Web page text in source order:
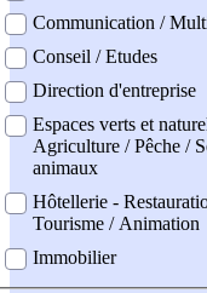
Communication /
Conseil / Etudes
Direction d'entreprise
Espaces verts et
Agriculture / Pêche /
animaux
Hôtellerie -
Tourisme / Animation
Immobilier